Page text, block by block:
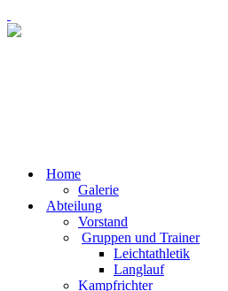
Home
Galerie
Abteilung
Vorstand
Gruppen und Trainer
Leichtathletik
Langlauf
Kampfrichter